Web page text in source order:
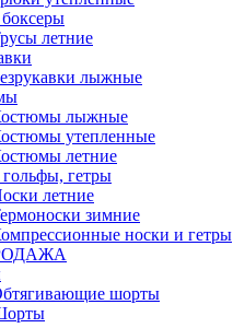
летние
лыжные
лыжные
утепленные
летние
гетры
летние
зимние
носки и гетры
шорты